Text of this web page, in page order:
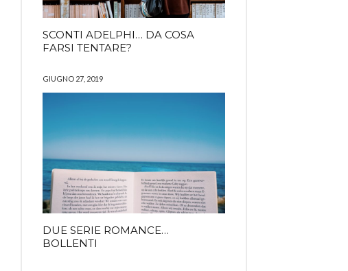
SCONTI ADELPHI… DA COSA
FARSI TENTARE?
GIUGNO 27, 2019
DUE SERIE ROMANCE…
BOLLENTI